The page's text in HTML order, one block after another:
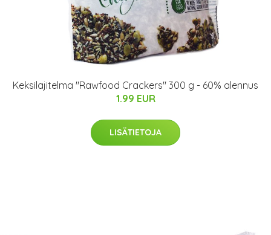
Keksilajitelma "Rawfood Crackers" 300 g - 60% alennus
1.99 EUR
LISÄTIETOJA